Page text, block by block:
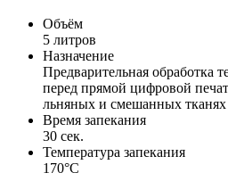
Объём
5 литров
Назначение
Предварительная обработка
перед прямой цифровой
льняных и смешанных тканях
Время запекания
30 сек.
Температура запекания
170°С